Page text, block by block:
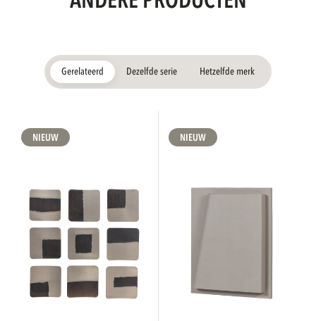
Gerelateerd Dezelfde serie Hetzelfde merk
NIEUW NIEUW